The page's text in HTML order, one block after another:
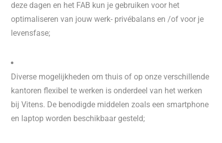
deze dagen en het FAB kun je gebruiken voor het
optimaliseren van jouw werk- privébalans en /of voor je
levensfase;
Diverse mogelijkheden om thuis of op onze verschillende
kantoren flexibel te werken is onderdeel van het werken
bij Vitens. De benodigde middelen zoals een smartphone
en laptop worden beschikbaar gesteld;